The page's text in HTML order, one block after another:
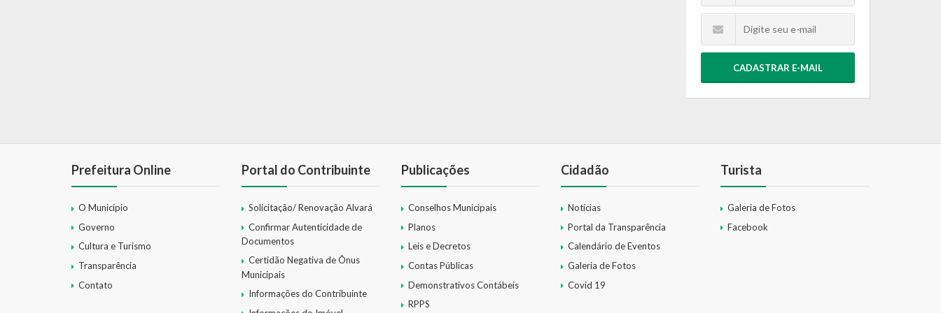
CADASTRAR E-MAIL
Prefeitura Online
O Município
Governo
Cultura e Turismo
Transparência
Contato
Portal do Contribuinte
Solicitação/ Renovação Alvará
Confirmar Autenticidade de
Documentos
Certidão Negativa de Ônus
Municipais
Informações do Contribuinte
Publicações
Conselhos Municipais
Planos
Leis e Decretos
Contas Públicas
Demonstrativos Contábeis
RPPS
Cidadão
Notícias
Portal da Transparência
Calendário de Eventos
Galeria de Fotos
Covid 19
Turista
Galeria de Fotos
Facebook